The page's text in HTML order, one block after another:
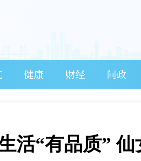
健康 财经 问政
活“有品质” 仙